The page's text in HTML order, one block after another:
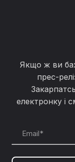
Якщо ж ви
прес-
електронку і